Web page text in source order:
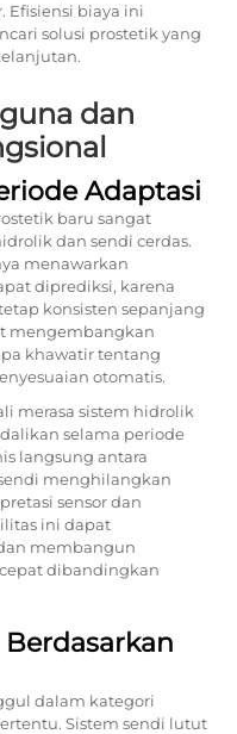
Efisiensi biaya ini
solusi prostetik yang
dan
Adaptasi
baru sangat
dan sendi cerdas.
menawarkan
diprediksi, karena
konsisten sepanjang
mengembangkan
khawatir tentang
otomatis.
merasa sistem hidrolik
selama periode
langsung antara
menghilangkan
sensor dan
ini dapat
membangun
dibandingkan
dalam kategori
Sistem sendi lutut